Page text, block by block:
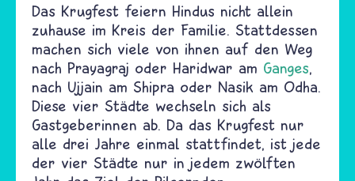
Das Krugfest feiern Hindus nicht allein
zuhause im Kreis der Familie. Stattdessen
machen sich viele von ihnen auf den Weg
nach Prayagraj oder Haridwar am Ganges,
nach Ujjain am Shipra oder Nasik am Odha.
Diese vier Städte wechseln sich als
Gastgeberinnen ab. Da das Krugfest nur
alle drei Jahre einmal stattfindet, ist jede
der vier Städte nur in jedem zwölften